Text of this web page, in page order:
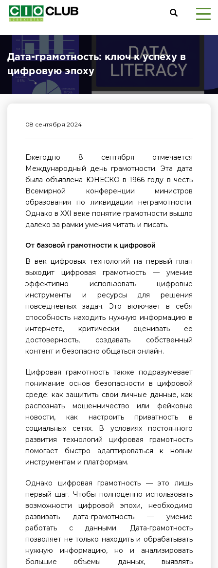
Дата-грамотность: ключ к успеху в
цифровую эпоху
08 сентября 2024
Ежегодно 8 сентября отмечается
Международный день грамотности. Эта дата
была объявлена ЮНЕСКО в 1966 году в честь
Всемирной конференции министров
образования по ликвидации неграмотности.
Однако в XXI веке понятие грамотности вышло
далеко за рамки умения читать и писать.
От базовой грамотности к цифровой
В век цифровых технологий на первый план
выходит цифровая грамотность — умение
эффективно использовать цифровые
инструменты и ресурсы для решения
повседневных задач. Это включает в себя
способность находить нужную информацию в
интернете, критически оценивать ее
достоверность, создавать собственный
контент и безопасно общаться онлайн.
Цифровая грамотность также подразумевает
понимание основ безопасности в цифровой
среде: как защитить свои личные данные, как
распознать мошенничество или фейковые
новости, как настроить приватность в
социальных сетях. В условиях постоянного
развития технологий цифровая грамотность
помогает быстро адаптироваться к новым
инструментам и платформам.
Однако цифровая грамотность — это лишь
первый шаг. Чтобы полноценно использовать
возможности цифровой эпохи, необходимо
развивать дата-грамотность — умение
работать с данными. Дата-грамотность
позволяет не только находить и обрабатывать
нужную информацию, но и анализировать
большие объемы данных, выявлять